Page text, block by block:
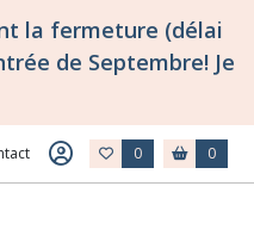
la fermeture (délai
de Septembre! Je
0 0